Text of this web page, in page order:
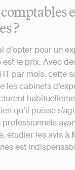
?
d’opter pour un
le prix. Avec
par mois, cette
les cabinets
qu’il puisse
étudier les avis à
est